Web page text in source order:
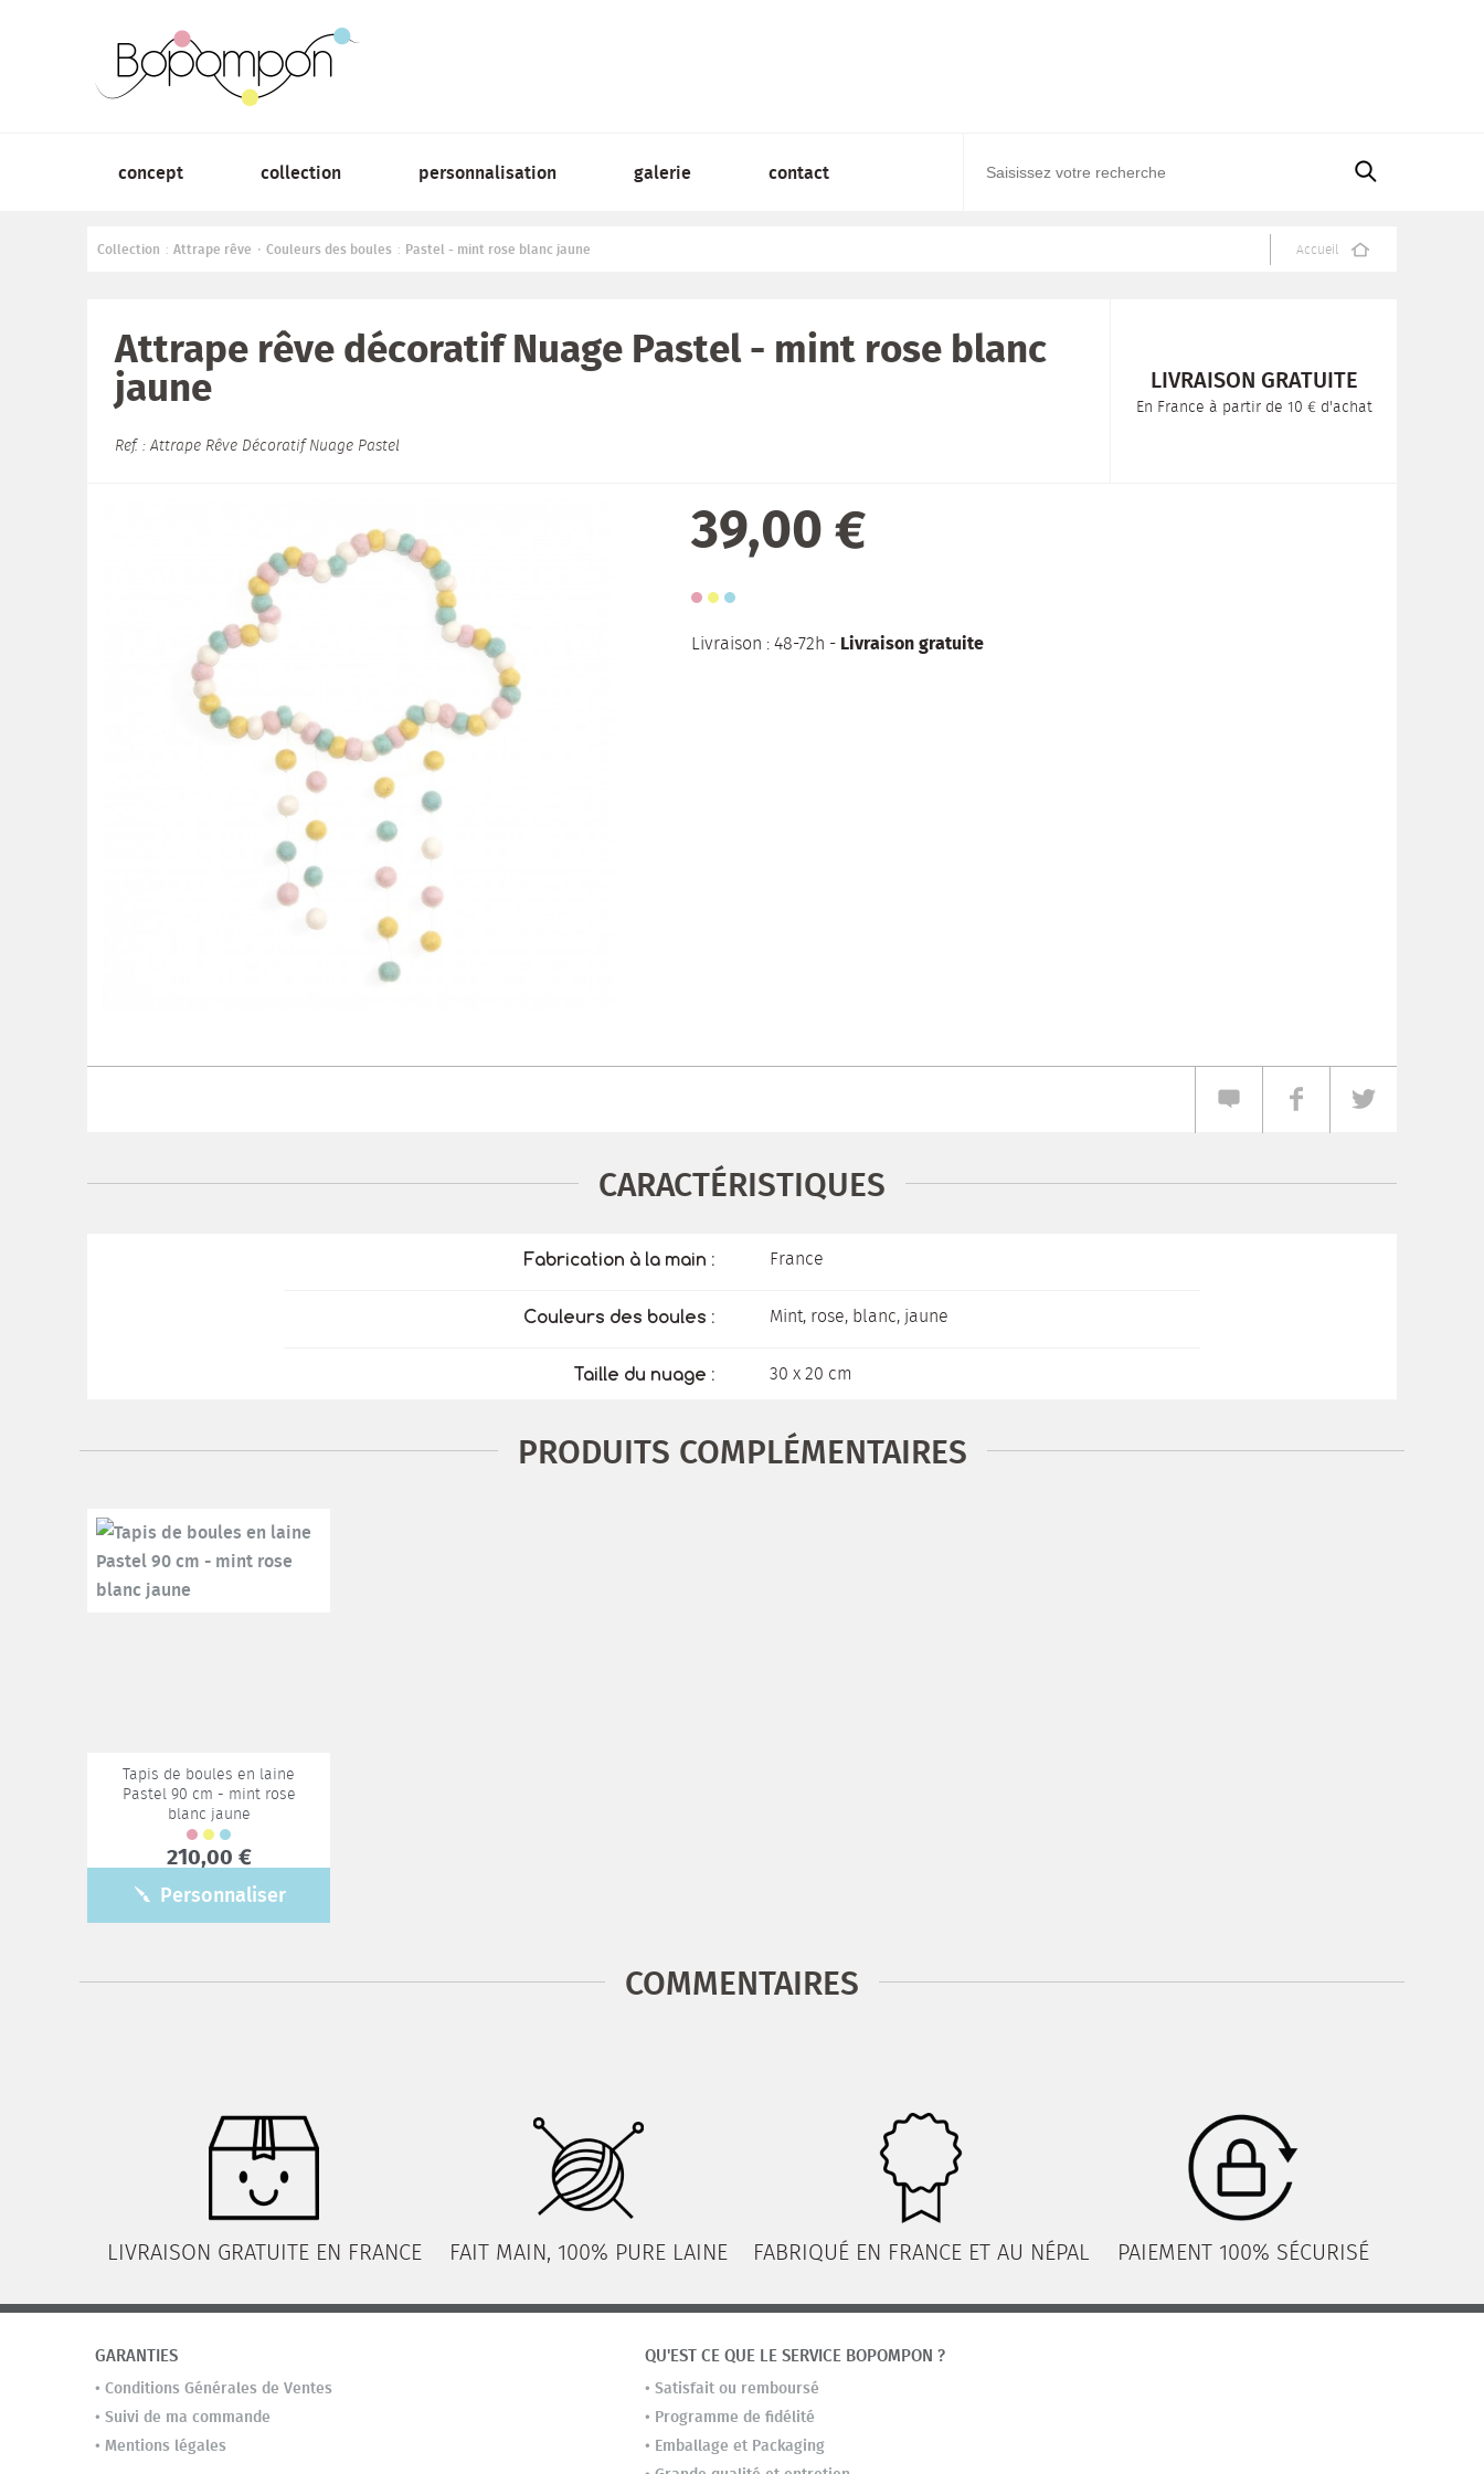
concept collection personnalisation galerie contact
Collection : Attrape rêve • Couleurs des boules : Pastel - mint rose blanc jaune Accueil
Attrape rêve décoratif Nuage Pastel - mint rose blanc
jaune
Ref. : Attrape Rêve Décoratif Nuage Pastel
LIVRAISON GRATUITE
En France à partir de 10 € d'achat
39,00 €
Livraison : 48-72h - Livraison gratuite
CARACTÉRISTIQUES
Fabrication à la main : France
Couleurs des boules : Mint, rose, blanc, jaune
Taille du nuage : 30 x 20 cm
PRODUITS COMPLÉMENTAIRES
Tapis de boules en laine
Pastel 90 cm - mint rose
blanc jaune
210,00 €
Personnaliser
COMMENTAIRES
LIVRAISON GRATUITE EN FRANCE FAIT MAIN, 100% PURE LAINE FABRIQUÉ EN FRANCE ET AU NÉPAL PAIEMENT 100% SÉCURISÉ
GARANTIES
• Conditions Générales de Ventes
• Suivi de ma commande
• Mentions légales
QU'EST CE QUE LE SERVICE BOPOMPON ?
•Satisfait ou remboursé
• Programme de fidélité
• Emballage et Packaging